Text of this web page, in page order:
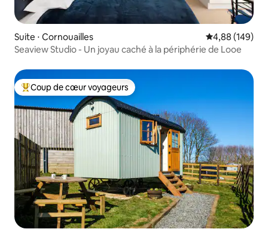
Suite ⋅ Cornouailles Évaluation
4,88 (149)
Seaview Studio - Un joyau caché à la périphérie de Looe
Coups de cœur voyageurs les plus appréciés
Coup de cœur voyageurs